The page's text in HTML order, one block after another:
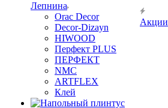
Лепнина
Orac Decor
Decor-Dizayn
HIWOOD
Перфект PLUS
ПЕРФЕКТ
NMC
ARTFLEX
Клей
Акции